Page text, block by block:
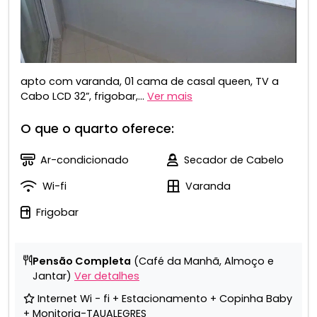
apto com varanda, 01 cama de casal queen, TV a
Cabo LCD 32”, frigobar,... Ver mais
O que o quarto oferece:
Ar-condicionado
Secador de Cabelo
Wi-fi
Varanda
Frigobar
Pensão Completa (Café da Manhã, Almoço e
Jantar) Ver detalhes
Internet Wi - fi + Estacionamento + Copinha Baby
+ Monitoria-TAUALEGRES